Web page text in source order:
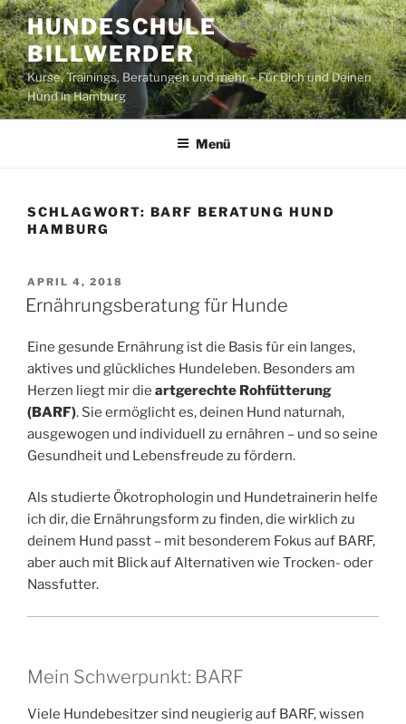
Zum
Inhalt
springen
HUNDESCHULE
BILLWERDER
Kurse, Trainings, Beratungen und mehr – Für Dich und Deinen
Hund in Hamburg
Menü
SCHLAGWORT: BARF BERATUNG HUND
HAMBURG
VERÖFFENTLICHT
AM
APRIL 4, 2018
Ernährungsberatung für Hunde
Eine gesunde Ernährung ist die Basis für ein langes,
aktives und glückliches Hundeleben. Besonders am
Herzen liegt mir die artgerechte Rohfütterung
(BARF). Sie ermöglicht es, deinen Hund naturnah,
ausgewogen und individuell zu ernähren – und so seine
Gesundheit und Lebensfreude zu fördern.
Als studierte Ökotrophologin und Hundetrainerin helfe
ich dir, die Ernährungsform zu finden, die wirklich zu
deinem Hund passt – mit besonderem Fokus auf BARF,
aber auch mit Blick auf Alternativen wie Trocken- oder
Nassfutter.
Mein Schwerpunkt: BARF
Viele Hundebesitzer sind neugierig auf BARF, wissen